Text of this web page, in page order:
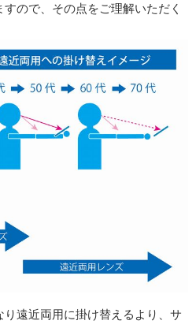
ので、その点をご理解いただく
遠近両用に掛け替えるより、サ